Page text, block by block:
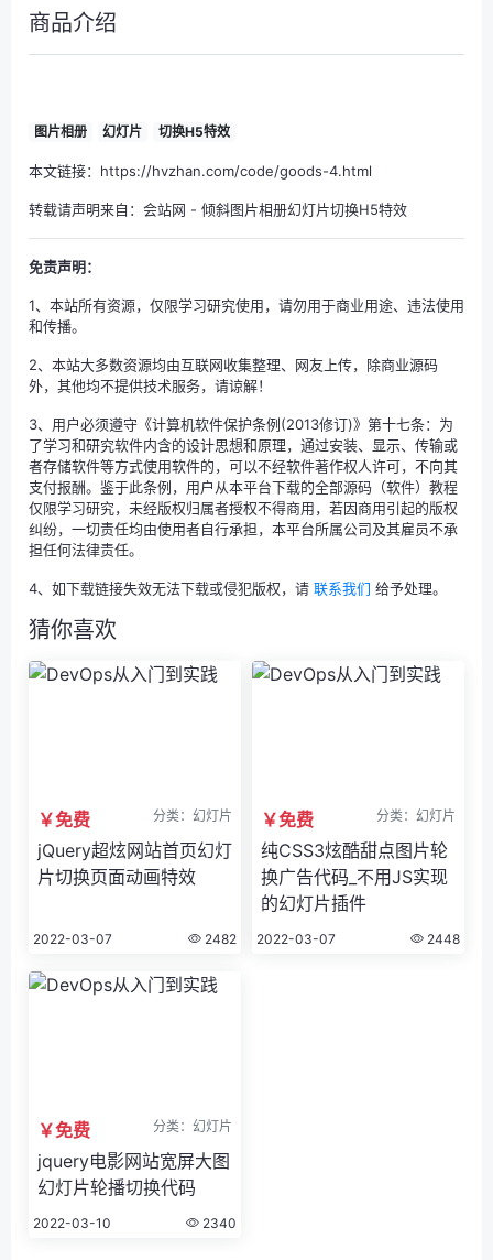
商品介绍
图片相册 幻灯片 切换H5特效
本文链接：https://hvzhan.com/code/goods-4.html
转载请声明来自： 会站网 - 倾斜图片相册幻灯片切换H5特效
免责声明：
1、本站所有资源，仅限学习研究使用，请勿用于商业用途、违法使用
和传播。
2、本站大多数资源均由互联网收集整理、网友上传，除商业源码
外，其他均不提供技术服务，请谅解！
3、用户必须遵守《计算机软件保护条例(2013修订)》第十七条：为
了学习和研究软件内含的设计思想和原理，通过安装、显示、传输或
者存储软件等方式使用软件的，可以不经软件著作权人许可，不向其
支付报酬。鉴于此条例，用户从本平台下载的全部源码（软件）教程
仅限学习研究，未经版权归属者授权不得商用，若因商用引起的版权
纠纷，一切责任均由使用者自行承担，本平台所属公司及其雇员不承
担任何法律责任。
4、如下载链接失效无法下载或侵犯版权，请 联系我们 给予处理。
猜你喜欢
￥免费 分类：幻灯片
jQuery超炫网站首页幻灯
片切换页面动画特效
2022-03-07 2482
￥免费 分类：幻灯片
纯CSS3炫酷甜点图片轮
换广告代码_不用JS实现
的幻灯片插件
2022-03-07 2448
￥免费 分类：幻灯片
jquery电影网站宽屏大图
幻灯片轮播切换代码
2022-03-10 2340